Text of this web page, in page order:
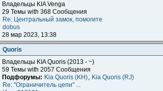
Владельцы KIA Venga
29 Темы with 368 Сообщения
Re: Центральный замок, помогите
dobus
28 мар 2023, 13:38
Quoris
Владельцы KIA Quoris (2013 - ~)
59 Темы with 2057 Сообщения
Подфорумы: Kia Quoris (KH), Kia Quoris (RJ)
Re: "Ограничитель цепи" ...